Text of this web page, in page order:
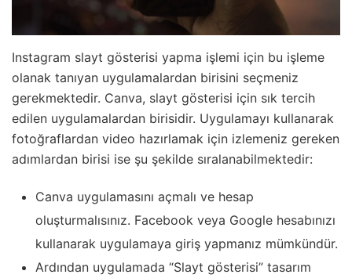
Instagram slayt gösterisi yapma işlemi için bu işleme
olanak tanıyan uygulamalardan birisini seçmeniz
gerekmektedir. Canva, slayt gösterisi için sık tercih
edilen uygulamalardan birisidir. Uygulamayı kullanarak
fotoğraflardan video hazırlamak için izlemeniz gereken
adımlardan birisi ise şu şekilde sıralanabilmektedir:
Canva uygulamasını açmalı ve hesap
oluşturmalısınız. Facebook veya Google hesabınızı
kullanarak uygulamaya giriş yapmanız mümkündür.
Ardından uygulamada “Slayt gösterisi” tasarım